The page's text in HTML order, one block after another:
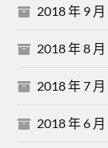
2018 年 9 月
2018 年 8 月
2018 年 7 月
2018 年 6 月